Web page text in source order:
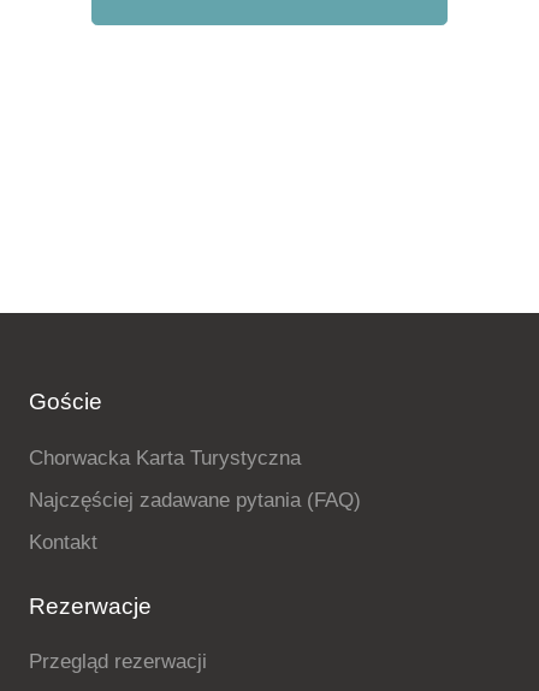
Goście
Chorwacka Karta Turystyczna
Najczęściej zadawane pytania (FAQ)
Kontakt
Rezerwacje
Przegląd rezerwacji